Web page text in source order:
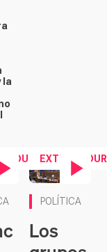
la
POLÍTICA
Los